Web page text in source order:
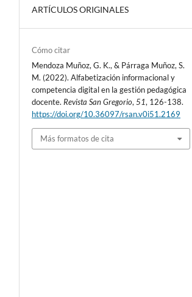
ARTÍCULOS ORIGINALES
Cómo citar
Mendoza Muñoz, G. K., & Párraga Muñoz, S.
M. (2022). Alfabetización informacional y
competencia digital en la gestión pedagógica
docente. Revista San Gregorio,51, 126-138.
https://doi.org/10.36097/rsan.v0i51.2169
Más formatos de cita